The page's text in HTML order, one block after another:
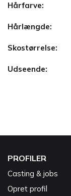
Hårfarve:
Hårlængde:
Skostørrelse:
Udseende:
PROFILER
Casting & jobs
Opret profil